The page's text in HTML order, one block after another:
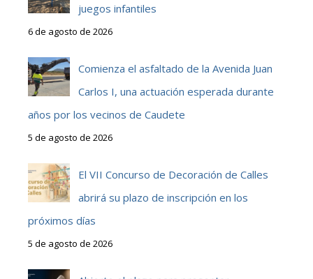
juegos infantiles
6 de agosto de 2026
Comienza el asfaltado de la Avenida Juan
Carlos I, una actuación esperada durante
años por los vecinos de Caudete
5 de agosto de 2026
El VII Concurso de Decoración de Calles
abrirá su plazo de inscripción en los
próximos días
5 de agosto de 2026